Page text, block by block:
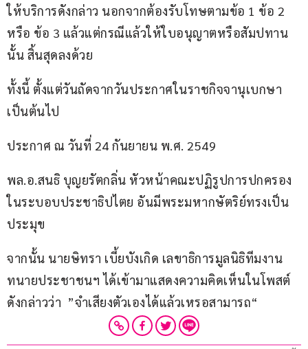
ให้บริการดังกล่าว นอกจากต้องรับโทษตามข้อ 1 ข้อ 2
หรือ ข้อ 3 แล้วแต่กรณีแล้วให้ใบอนุญาตหรือสัมปทาน
นั้น สิ้นสุดลงด้วย
ทั้งนี้ ตั้งแต่วันถัดจากวันประกาศในราชกิจจานุเบกษา
เป็นต้นไป
ประกาศ ณ วันที่ 24 กันยายน พ.ศ. 2549
พล.อ.สนธิ บุญยรัตกลิ่น หัวหน้าคณะปฏิรูปการปกครอง
ในระบอบประชาธิปไตย อันมีพระมหากษัตริย์ทรงเป็น
ประมุข
จากนั้น นายษิทรา เบี้ยบังเกิด เลขาธิการมูลนิธิทีมงาน
ทนายประชาชนฯ ได้เข้ามาแสดงความคิดเห็นในโพสต์
ดังกล่าวว่า  ”จำเสียงตัวเองได้แล้วเหรอสามารถ“